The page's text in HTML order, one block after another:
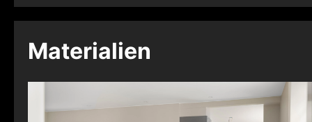
Materialien